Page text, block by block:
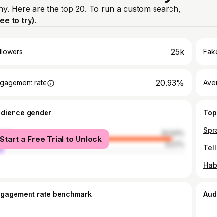
Here are the top 20. To run a custom search,
to try).
25k
rate 20.93%
gender
93.93%
6.07%
Start a Free Trial to Unlock
rate benchmark